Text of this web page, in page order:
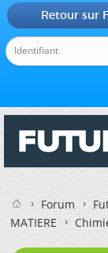
Retour sur
Forum
MATIERE